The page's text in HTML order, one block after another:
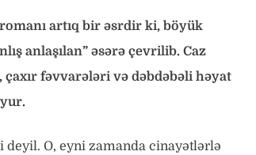
artıq bir əsrdir ki, böyük
anlaşılan” əsərə çevrilib. Caz
fəvvarələri və dəbdəbəli həyat
deyil. O, eyni zamanda cinayətlərlə